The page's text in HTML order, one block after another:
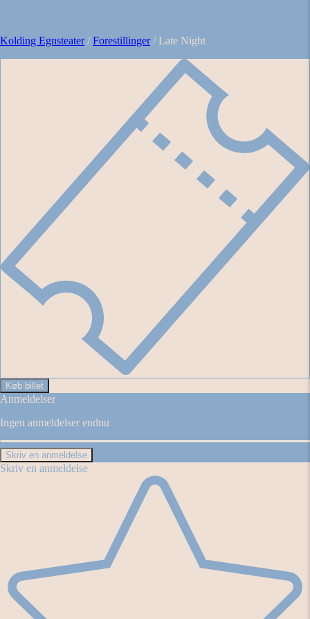
Kolding Egnsteater/Forestillinger/Late Night
Køb billet
Anmeldelser
Ingen anmeldelser endnu
Skriv en anmeldelse
Skriv en anmeldelse